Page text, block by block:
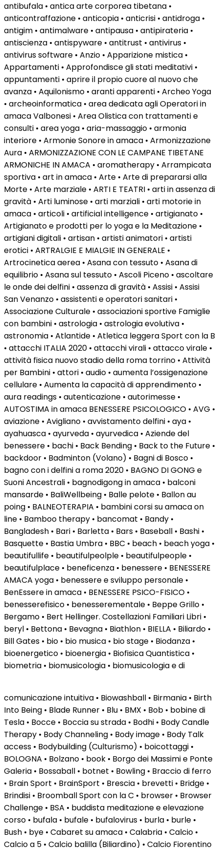
antibufala • antica arte corporea tibetana •
anticontraffazione • anticopia • anticrisi • antidroga •
antigim • antimalware • antipausa • antipirateria •
antiscienza • antispyware • antitrust • antivirus •
antivirus software • Anzio • Apparizione mistica •
Appartamenti • Approfondisce gli stati meditativi •
appuntamenti • aprire il propio cuore al nuovo che
avanza • Aquilonismo • aranti apparenti • Archeo Yoga
• archeoinformatica • area dedicata agli Operatori in
amaca Valbonesi • Area Olistica con trattamenti e
consulti • area yoga • aria-massaggio • armonia
interiore • Armonie Sonore in amaca • Armonizzazione
Aura • ARMONIZZAZIONE CON LE CAMPANE TIBETANE
ARMONICHE IN AMACA • aromatherapy • Arrampicata
sportiva • art in amaca • Arte • Arte di prepararsi alla
Morte • Arte marziale • ARTI E TEATRI • arti in assenza di
gravità • Arti luminose • arti marziali • arti motorie in
amaca • articoli • artificial intelligence • artigianato •
Artigianato e prodotti per lo yoga e la Meditazione •
artigiani digitali • artisan • artisti animatori • artisti
erotici • ARTRALGIE E MIALGIE IN GENERALE •
Artrocinetica aerea • Asana con tessuto • Asana di
equilibrio • Asana sul tessuto • Ascoli Piceno • ascoltare
le onde dei delfini • assenza di gravità • Assisi • Assisi
San Venanzo • assistenti e operatori sanitari •
Associazione Culturale • associazioni sportive Famiglie
con bambini • astrologia • astrologia evolutiva •
astronomia • Atlantide • Atletica leggera Sport con la B
• attacchi ITALIA 2020 • attacchi virali • attacco virale •
attività fisica nuovo stadio della roma torrino • Attività
per Bambini • attori • audio • aumenta l’ossigenazione
cellulare • Aumenta la capacità di apprendimento •
aura readings • autenticazione • autorimesse •
AUTOSTIMA in amaca BENESSERE PSICOLOGICO • AVG •
aviazione • Avigliano • avvistamento delfini • aya •
ayahuasca • ayurveda • ayurvedica • Aziende del
benessere • bachi • Back Bending • Back to the Future •
backdoor • Badminton (Volano) • Bagni di Bosco •
bagno con i delfini a roma 2020 • BAGNO DI GONG e
Suoni Ancestrali • bagnodigong in amaca • balconi
mansarde • BaliWellbeing • Balle pelote • Ballon au
poing • BALNEOTERAPIA • bambini corsi su amaca on
line • Bamboo therapy • bancomat • Bandy •
Bangladesh • Bari • Barletta • Bars • Baseball • Bashi •
Basquette • Bastia Umbra • BBC • beach • beach yoga •
beautifullife • beautifulpeolple • beautifulpeople •
beautifulplace • beneficenza • benessere • BENESSERE
AMACA yoga • benessere e sviluppo personale •
BenEssere in amaca • BENESSERE PSICO-FISICO •
benesserefisico • benesserementale • Beppe Grillo •
Bergamo • Bert Hellinger. Costellazioni Familiari Libri •
beryl • Bettona • Bevagna • Biathlon • BIELLA • Biliardo •
Bill Gates • bio • bio musica • bio stage • Biodanza •
bioenergetico • bioenergia • Biofisica Quantistica •
biometria • biomusicologia • biomusicologia e di
comunicazione intuitiva • Biowashball • Birmania • Birth
Into Being • Blade Runner • Blu • BMX • Bob • bobine di
Tesla • Bocce • Boccia su strada • Bodhi • Body Candle
Therapy • Body Channeling • Body image • Body Talk
access • Bodybuilding (Culturismo) • boicottaggi •
BOLOGNA • Bolzano • book • Borgo dei Massimi e Ponte
Galeria • Bossaball • botnet • Bowling • Braccio di ferro
• Brain Sport • BrainSport • Brescia • brevetti • Bridge •
Brindisi • Broomball Sport con la C • browser • Browser
Challenge • BSA • buddista meditazione e elevazione
corso • bufala • bufale • bufalovirus • burla • burle •
Bush • bye • Cabaret su amaca • Calabria • Calcio •
Calcio a 5 • Calcio balilla (Biliardino) • Calcio Fiorentino